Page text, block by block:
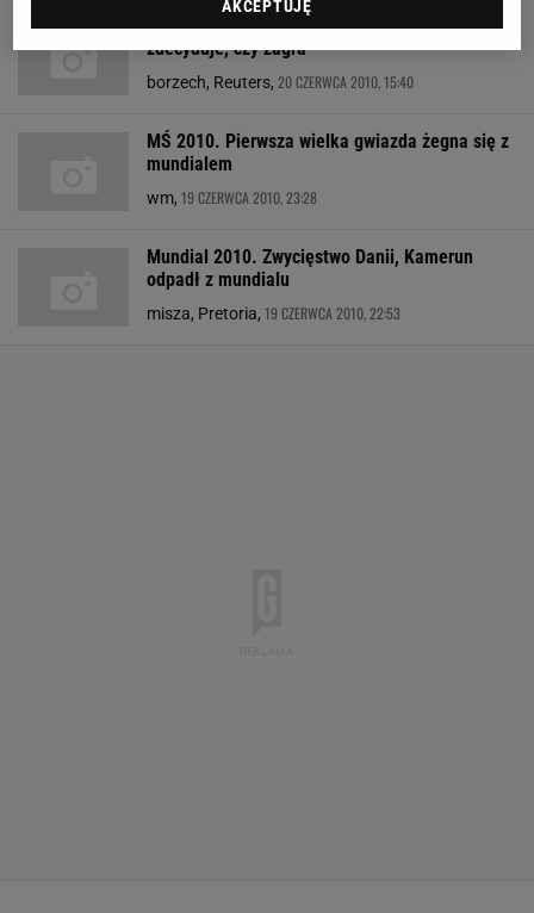
MŚ 2010. Trener Holandii: Robben sam
zdecyduje, czy zagra
borzech, Reuters, 20 CZERWCA 2010, 15:40
MŚ 2010. Pierwsza wielka gwiazda żegna się z
mundialem
wm, 19 CZERWCA 2010, 23:28
Mundial 2010. Zwycięstwo Danii, Kamerun
odpadł z mundialu
misza, Pretoria, 19 CZERWCA 2010, 22:53
AKCEPTUJĘ